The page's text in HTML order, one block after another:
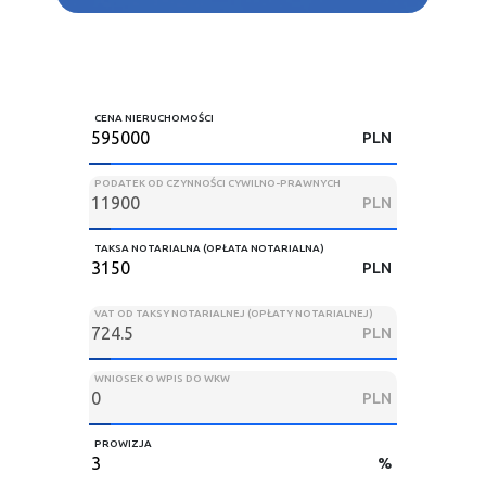
CENA NIERUCHOMOŚCI
PLN
PODATEK OD CZYNNOŚCI CYWILNO-PRAWNYCH
PLN
TAKSA NOTARIALNA (OPŁATA NOTARIALNA)
PLN
VAT OD TAKSY NOTARIALNEJ (OPŁATY NOTARIALNEJ)
PLN
WNIOSEK O WPIS DO WKW
PLN
PROWIZJA
%